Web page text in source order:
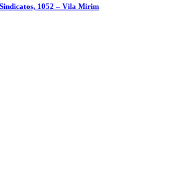
1052 – Vila Mirim